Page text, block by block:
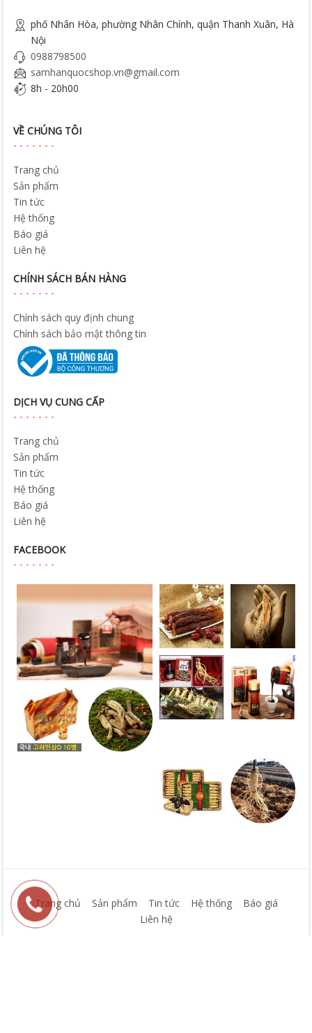
phố Nhân Hòa, phường Nhân Chính, quận Thanh Xuân, Hà
Nội
0988798500
samhanquocshop.vn@gmail.com
8h - 20h00
VỀ CHÚNG TÔI
Trang chủ
Sản phẩm
Tin tức
Hệ thống
Báo giá
Liên hệ
CHÍNH SÁCH BÁN HÀNG
Chính sách quy định chung
Chính sách bảo mật thông tin
DỊCH VỤ CUNG CẤP
Trang chủ
Sản phẩm
Tin tức
Hệ thống
Báo giá
Liên hệ
FACEBOOK
Trang chủ Sản phẩm Tin tức Hệ thống
Báo giá
Liên hệ